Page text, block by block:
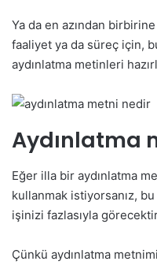
Ya da en azından
faaliyet ya da süreç için,
aydınlatma metinleri
Aydınlatma
Eğer illa bir aydınlatma
kullanmak istiyorsanız,
işinizi fazlasıyla
Çünkü aydınlatma